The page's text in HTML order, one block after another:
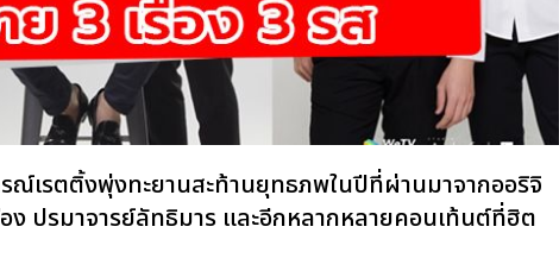
รณ์เรตติ้งพุ่งทะยานสะท้านยุทธภพในปีที่ผ่านมาจากออริจิ
ปรมาจารย์ลัทธิมาร และอีกหลากหลายคอนเท้นต์ที่ฮิต